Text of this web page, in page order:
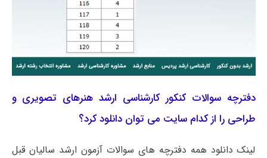
دفترچه سوالات کنکور کارشناسی ارشد هنرهای تصویری و
طراحی را از کدام سایت می توان دانلود کرد؟
لینک دانلود همه دفترچه های سوالات آزمون ارشد سالیان قبل